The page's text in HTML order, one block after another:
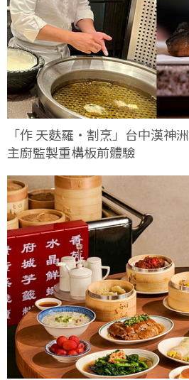
「作 天麩羅・割烹」台中漢神
主廚監製重構板前體驗